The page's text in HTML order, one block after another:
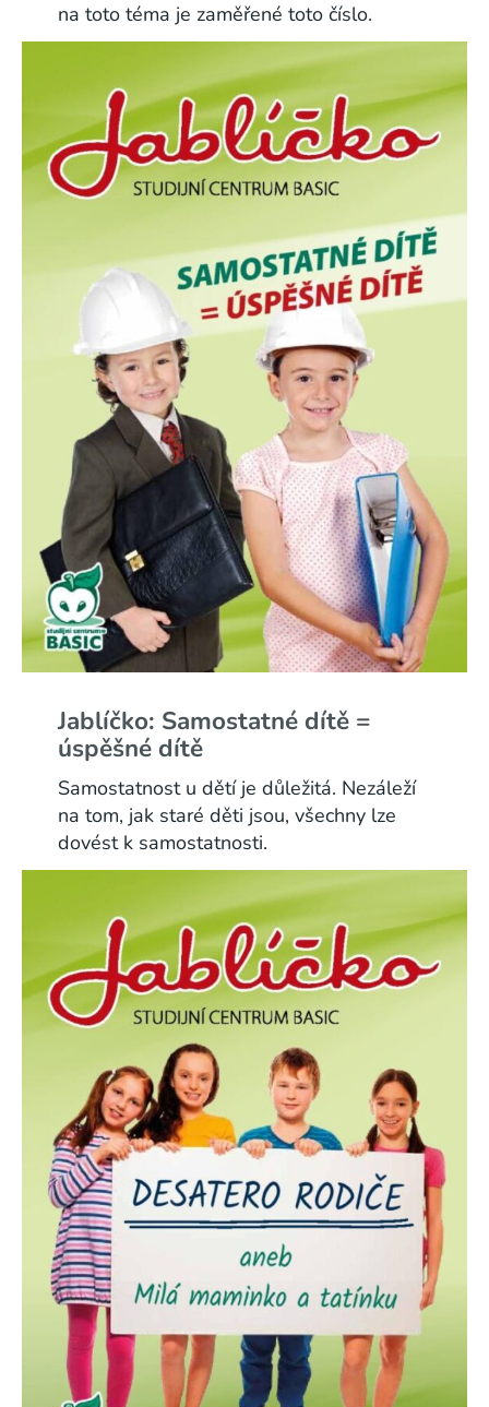
na toto téma je zaměřené toto číslo.
Jablíčko: Samostatné dítě =
úspěšné dítě
Samostatnost u dětí je důležitá. Nezáleží
na tom, jak staré děti jsou, všechny lze
dovést k samostatnosti.